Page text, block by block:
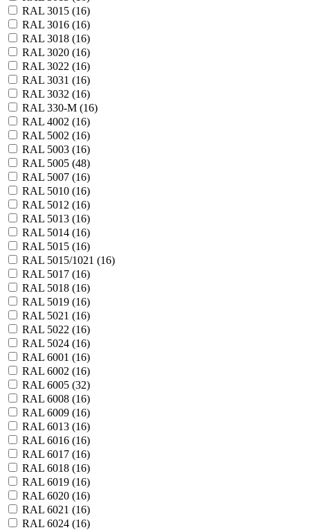
RAL 3015 (16)
RAL 3016 (16)
RAL 3018 (16)
RAL 3020 (16)
RAL 3022 (16)
RAL 3031 (16)
RAL 3032 (16)
RAL 330-М (16)
RAL 4002 (16)
RAL 5002 (16)
RAL 5003 (16)
RAL 5005 (48)
RAL 5007 (16)
RAL 5010 (16)
RAL 5012 (16)
RAL 5013 (16)
RAL 5014 (16)
RAL 5015 (16)
RAL 5015/1021 (16)
RAL 5017 (16)
RAL 5018 (16)
RAL 5019 (16)
RAL 5021 (16)
RAL 5022 (16)
RAL 5024 (16)
RAL 6001 (16)
RAL 6002 (16)
RAL 6005 (32)
RAL 6008 (16)
RAL 6009 (16)
RAL 6013 (16)
RAL 6016 (16)
RAL 6017 (16)
RAL 6018 (16)
RAL 6019 (16)
RAL 6020 (16)
RAL 6021 (16)
RAL 6024 (16)